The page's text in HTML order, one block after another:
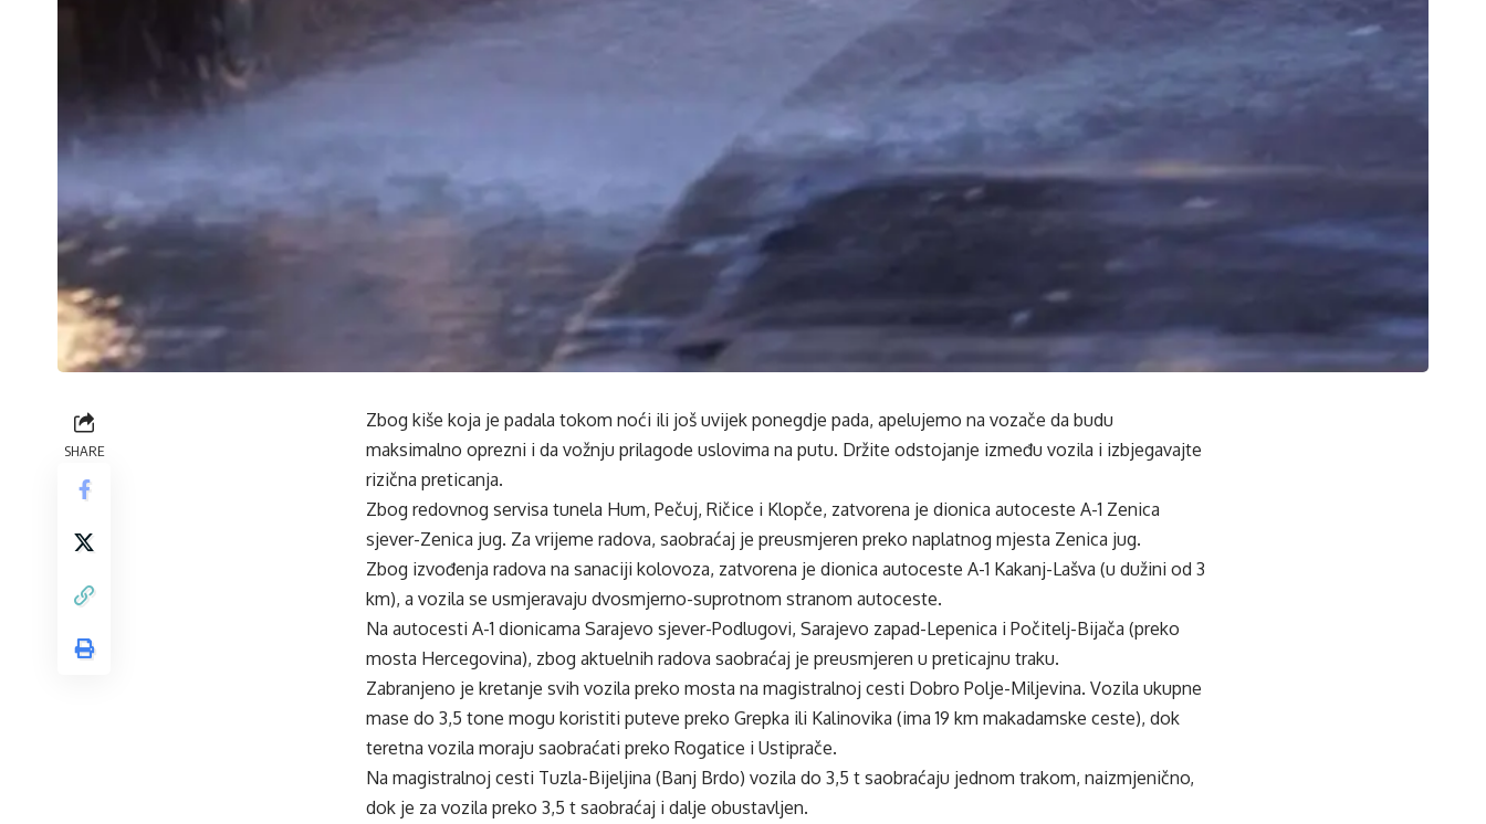
SHARE
Zbog kiše koja je padala tokom noći ili još uvijek ponegdje pada, apelujemo na vozače da budu
maksimalno oprezni i da vožnju prilagode uslovima na putu. Držite odstojanje između vozila i izbjegavajte
rizična preticanja.
Zbog redovnog servisa tunela Hum, Pečuj, Ričice i Klopče, zatvorena je dionica autoceste A-1 Zenica
sjever-Zenica jug. Za vrijeme radova, saobraćaj je preusmjeren preko naplatnog mjesta Zenica jug.
Zbog izvođenja radova na sanaciji kolovoza, zatvorena je dionica autoceste A-1 Kakanj-Lašva (u dužini od 3
km), a vozila se usmjeravaju dvosmjerno-suprotnom stranom autoceste.
Na autocesti A-1 dionicama Sarajevo sjever-Podlugovi, Sarajevo zapad-Lepenica i Počitelj-Bijača (preko
mosta Hercegovina), zbog aktuelnih radova saobraćaj je preusmjeren u preticajnu traku.
Zabranjeno je kretanje svih vozila preko mosta na magistralnoj cesti Dobro Polje-Miljevina. Vozila ukupne
mase do 3,5 tone mogu koristiti puteve preko Grepka ili Kalinovika (ima 19 km makadamske ceste), dok
teretna vozila moraju saobraćati preko Rogatice i Ustiprače.
Na magistralnoj cesti Tuzla-Bijeljina (Banj Brdo) vozila do 3,5 t saobraćaju jednom trakom, naizmjenično,
dok je za vozila preko 3,5 t saobraćaj i dalje obustavljen.